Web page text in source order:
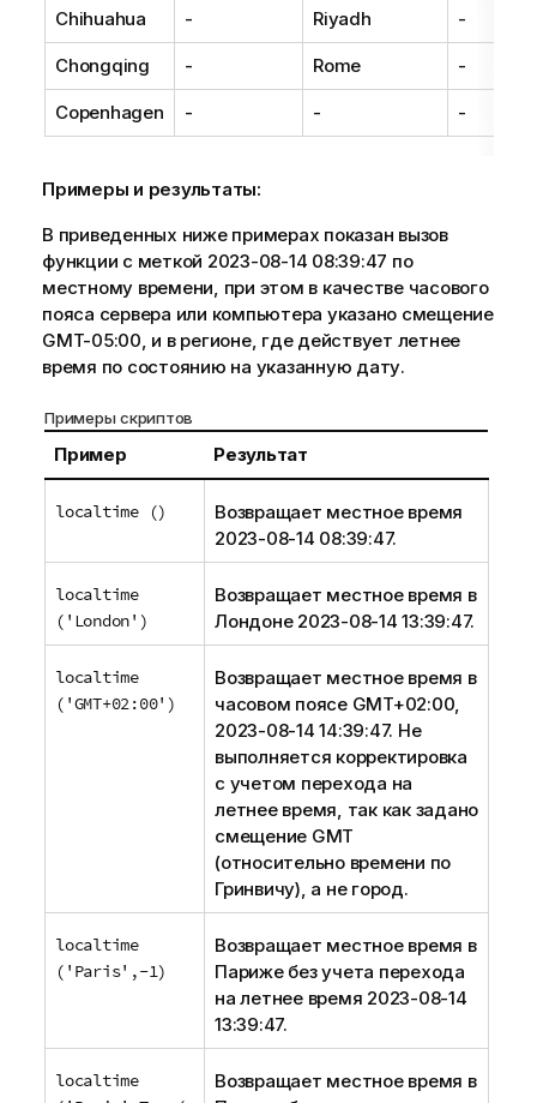
Chihuahua - Riyadh -
Chongqing - Rome -
Copenhagen - - -
Примеры и результаты:
В приведенных ниже примерах показан вызов
функции с меткой 2023-08-14 08:39:47 по
местному времени, при этом в качестве часового
пояса сервера или компьютера указано смещение
GMT-05:00, и в регионе, где действует летнее
время по состоянию на указанную дату.
Примеры скриптов
Пример Результат
localtime ()
Возвращает местное время
2023-08-14 08:39:47.
localtime
('London')
Возвращает местное время в
Лондоне 2023-08-14 13:39:47.
localtime
('GMT+02:00')
Возвращает местное время в
часовом поясе GMT+02:00,
2023-08-14 14:39:47. Не
выполняется корректировка
с учетом перехода на
летнее время, так как задано
смещение GMT
(относительно времени по
Гринвичу), а не город.
localtime
('Paris',-1)
Возвращает местное время в
Париже без учета перехода
на летнее время 2023-08-14
13:39:47.
localtime
Возвращает местное время в